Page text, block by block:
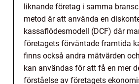
liknande företag i samma
metod är att använda en
kassaflödesmodell (DCF) där
företagets förväntade framtida
finns också andra mätvärden
kan användas för att få en mer
förståelse av företagets